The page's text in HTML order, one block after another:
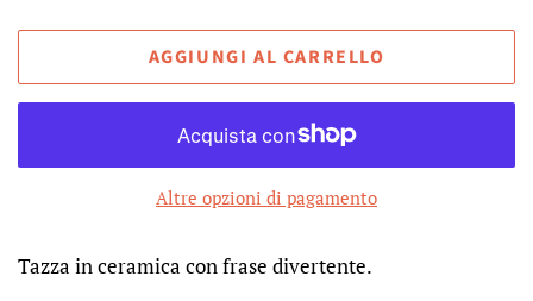
AGGIUNGI AL CARRELLO
Altre opzioni di pagamento
Tazza in ceramica con frase divertente.